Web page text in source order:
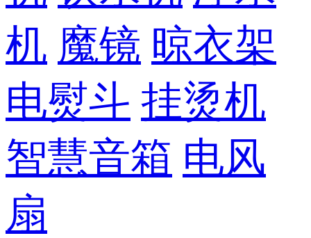
机 魔镜 晾衣架
电熨斗 挂烫机
智慧音箱 电风
扇